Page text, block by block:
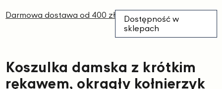
Koszulka damska z krótkim
rękawem, okrągły kołnierzyk
Darmowa dostawa od 400 zł
Dostępność w
sklepach